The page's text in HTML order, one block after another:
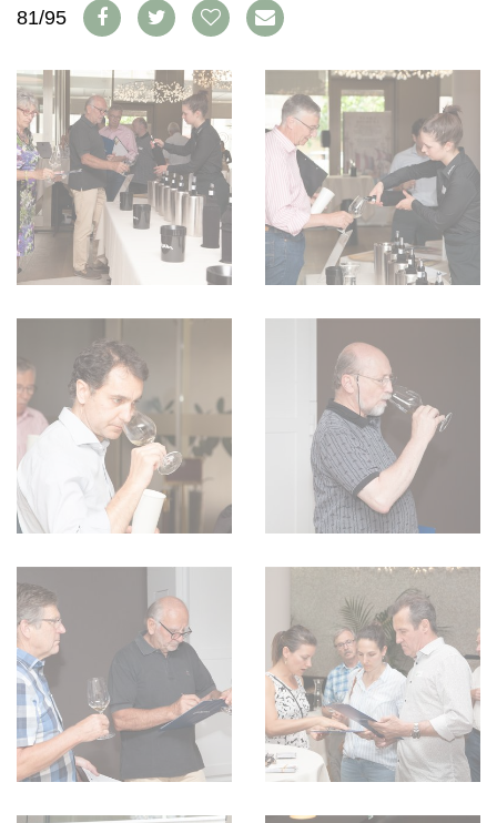
ABO
ARCHIV
VORTEILSWELT
BÜCHER
WEINSZENE
PORTRAITS
VINOPHILES
ARCHIV
ANMELDEN
AWARDS
GEWINNSPIELE
VORTEILSWELT
TRINKREIFETABELLE
ABO
WEINSUCHE
NEWSLETTER
WINE TRADE CLUB
REDAKTION
WERBUNG
PRESSE
IMPRESSUM
AGB & DATENSCHUTZ
81/95